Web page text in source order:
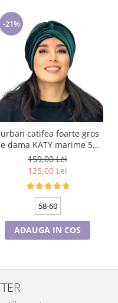
-21%
catifea foarte gros
dama KATY marime 58-
60, captuseala polar,
culoare verde emerald
159,00 Lei
125,00 Lei
58-60
ADAUGA IN COS